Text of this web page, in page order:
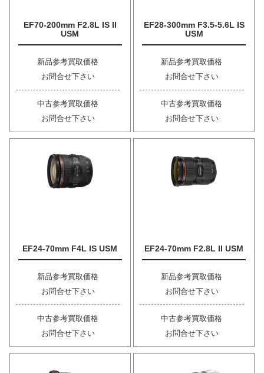
EF70-200mm F2.8L IS II
USM
新品参考買取価格
お問合せ下さい
中古参考買取価格
お問合せ下さい
EF28-300mm F3.5-5.6L IS
USM
新品参考買取価格
お問合せ下さい
中古参考買取価格
お問合せ下さい
EF24-70mm F4L IS USM
新品参考買取価格
お問合せ下さい
中古参考買取価格
お問合せ下さい
EF24-70mm F2.8L II USM
新品参考買取価格
お問合せ下さい
中古参考買取価格
お問合せ下さい